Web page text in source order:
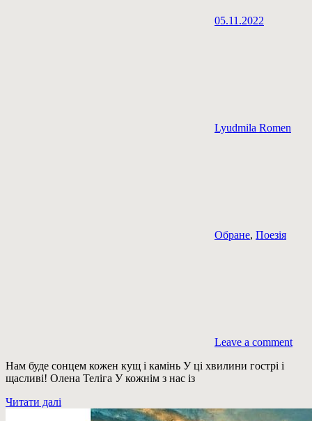
05.11.2022
Lyudmila Romen
Обране, Поезія
Leave a comment
Нам буде сонцем кожен кущ і камінь У ці хвилини гострі і
щасливі! Олена Теліга У кожнім з нас із
Читати далі